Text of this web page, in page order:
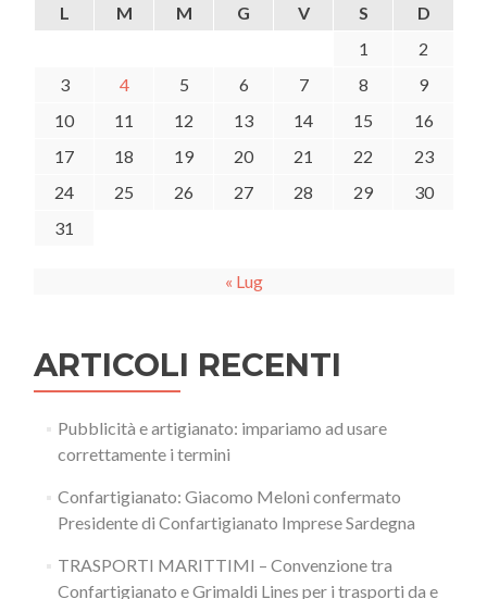
L M M G V S
D
1
2
3
4 5 6 7 8
9
10
11 12 13 14 15
16
17
18 19 20 21 22
23
24
25 26 27 28 29
30
31
« Lug
ARTICOLI RECENTI
Pubblicità e artigianato: impariamo ad usare
correttamente i termini
Confartigianato: Giacomo Meloni confermato
Presidente di Confartigianato Imprese Sardegna
TRASPORTI MARITTIMI – Convenzione tra
Confartigianato e Grimaldi Lines per i trasporti da e